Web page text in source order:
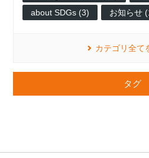
about SDGs (3)
お知らせ
カテゴリ全て
タグ